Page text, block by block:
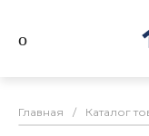
Главная / Каталог